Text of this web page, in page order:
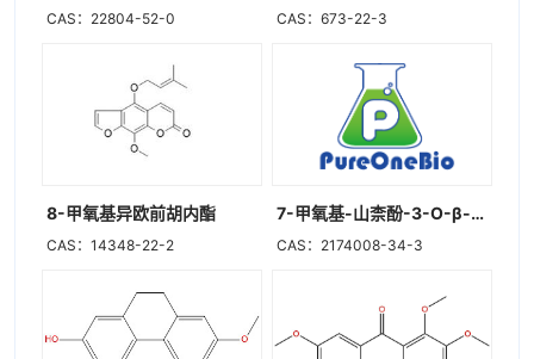
CAS：22804-52-0 CAS：673-22-3
8-甲氧基异欧前胡内酯
CAS：14348-22-2
7-甲氧基-山柰酚-3-O-β-D-吡喃葡萄糖基-(1→2)-β-D-吡喃葡萄糖苷
CAS：2174008-34-3